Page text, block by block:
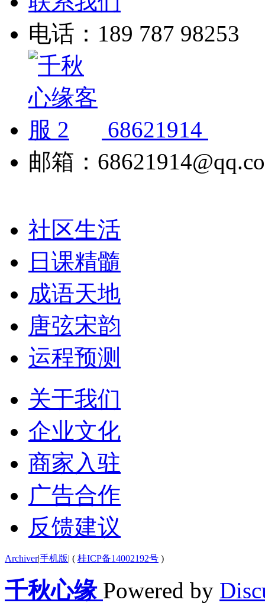
电话：189 787 98253
68621914
邮箱：
社区生活
日课精髓
成语天地
唐弦宋韵
运程预测
关于我们
企业文化
商家入驻
广告合作
反馈建议
Archiver|手机版| ( 桂ICP备14002192号 )
千秋心缘 Powered by